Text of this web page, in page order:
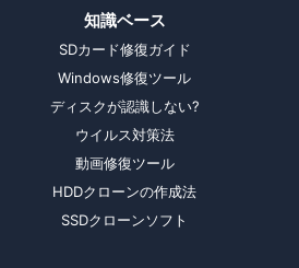
知識ベース
SDカード修復ガイド
Windows修復ツール
ディスクが認識しない?
ウイルス対策法
動画修復ツール
HDDクローンの作成法
SSDクローンソフト